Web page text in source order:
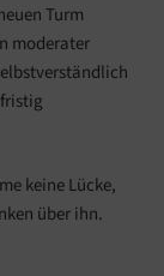
Turm
moderater
keine Lücke,
über ihn.